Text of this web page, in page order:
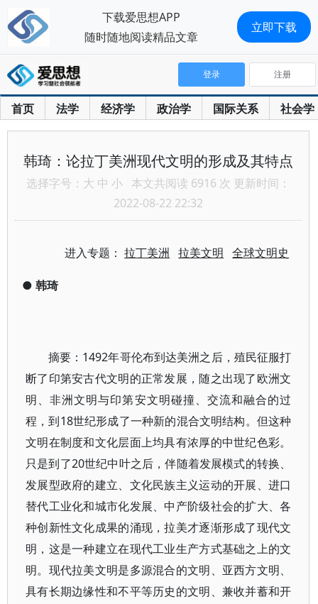
首页 法学 经济学 政治学 国际关系 社会学
登录 注册
韩琦：论拉丁美洲现代文明的形成及其特点
选择字号： 大 中 小 本文共阅读 6916 次 更新时间：
2022-08-22 22:32
进入专题：拉丁美洲 拉美文明 全球文明史
● 韩琦
摘要：1492年哥伦布到达美洲之后，殖民征服打
断了印第安古代文明的正常发展，随之出现了欧洲文
明、非洲文明与印第安文明碰撞、交流和融合的过
程，到18世纪形成了一种新的混合文明结构。但这种
文明在制度和文化层面上均具有浓厚的中世纪色彩。
只是到了20世纪中叶之后，伴随着发展模式的转换、
发展型政府的建立、文化民族主义运动的开展、进口
替代工业化和城市化发展、中产阶级社会的扩大、各
种创新性文化成果的涌现，拉美才逐渐形成了现代文
明，这是一种建立在现代工业生产方式基础之上的文
明。现代拉美文明是多源混合的文明、亚西方文明、
具有长期边缘性和不平等历史的文明、兼收并蓄和开
下载爱思想APP
随时随地阅读精品文章
立即下载